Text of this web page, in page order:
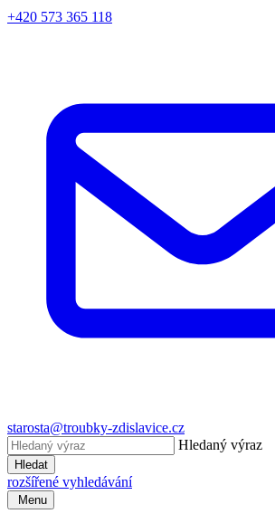
+420 573 365 118
starosta@troubky-zdislavice.cz
Hledaný výraz
Hledat
rozšířené vyhledávání
Menu